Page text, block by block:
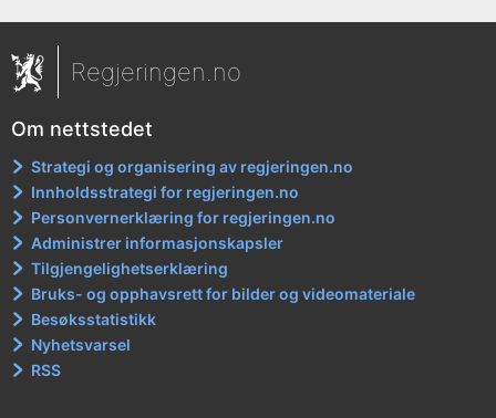
Regjeringen.no
Om nettstedet
Strategi og organisering av regjeringen.no
Innholdsstrategi for regjeringen.no
Personvernerklæring for regjeringen.no
Administrer informasjonskapsler
Tilgjengelighetserklæring
Bruks- og opphavsrett for bilder og videomateriale
Besøksstatistikk
Nyhetsvarsel
RSS